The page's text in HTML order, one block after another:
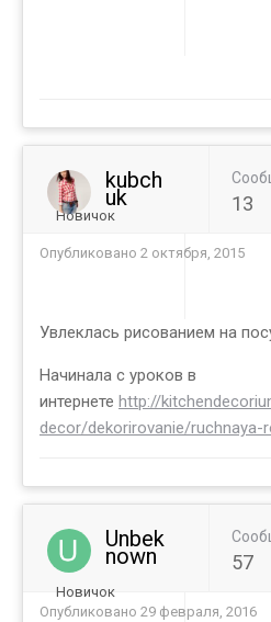
kubch
uk
Новичок
13
Опубликовано 2 октября, 2015
Увлеклась рисованием на
Начинала с уроков в
интернете http://
decor/dekorirovanie/ruchnaya-
Unbek
nown
Новичок
57
Опубликовано 29 февраля, 2016